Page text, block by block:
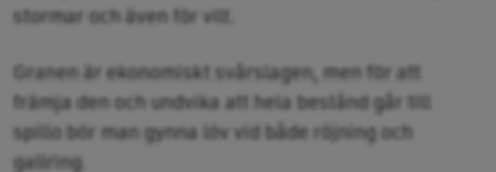
stormar och även för vilt.
Granen är ekonomiskt svårslagen, men för att
främja den och undvika att hela bestånd går till
spillo bör man gynna löv vid både röjning och
gallring.